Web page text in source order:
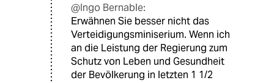
@Ingo Bernable:
Erwähnen Sie besser nicht das
Verteidigungsminiserium. Wenn ich
an die Leistung der Regierung zum
Schutz von Leben und Gesundheit
der Bevölkerung in letzten 1 1/2